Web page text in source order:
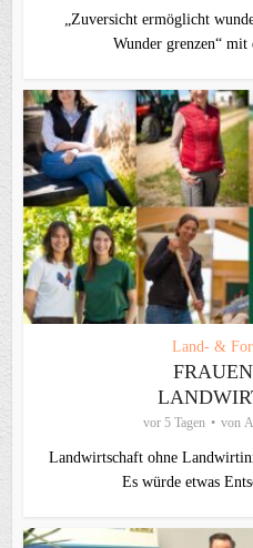
„Zuversicht ermöglicht
Wunder grenzen“ mit
Land- &
vor 5 Tagen von
Landwirtschaft ohne
Es würde etwas